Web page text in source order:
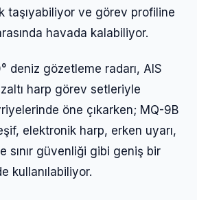
taşıyabiliyor ve görev profiline
havada kalabiliyor.
deniz gözetleme radarı, AIS
harp görev setleriyle
öne çıkarken; MQ-9B
elektronik harp, erken uyarı,
sınır güvenliği gibi geniş bir
kullanılabiliyor.